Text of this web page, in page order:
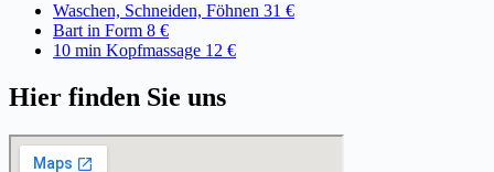
Waschen, Schneiden, Föhnen 31 €
Bart in Form 8 €
10 min Kopfmassage 12 €
Hier finden Sie uns